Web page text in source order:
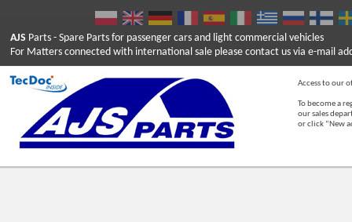
AJS Parts - Spare Parts for passenger cars and light commercial vehicles
For Matters connected with international sale please contact us via e-mail
Access to our
To become a
our sales
or click “New